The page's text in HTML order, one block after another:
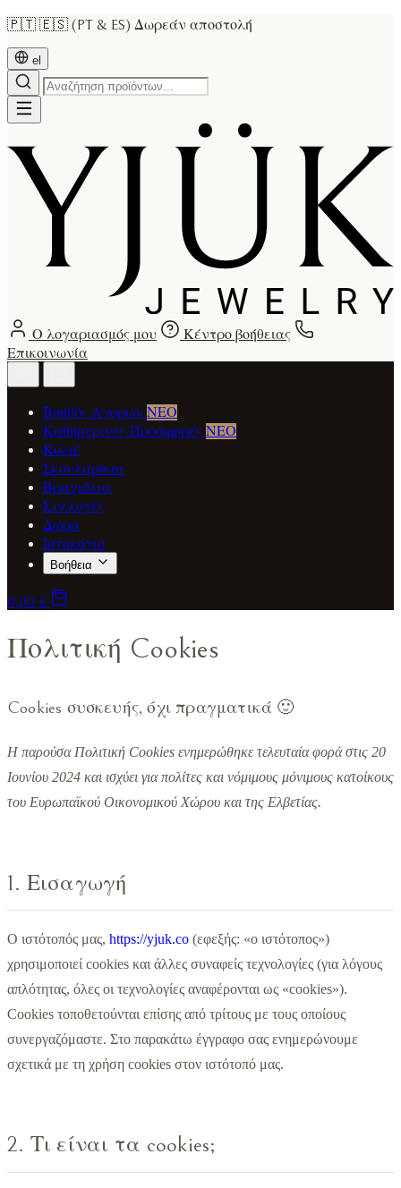
🇵🇹 🇪🇸 (PT & ES) Δωρεάν αποστολή
el
Ο λογαριασμός μου
Κέντρο βοήθειας
Επικοινωνία
Βοηθός Αγορών ΝΕΟ
Καθημερινές Προσφορές ΝΕΟ
Κολιέ
Σκουλαρίκια
Βραχιόλια
Συλλογές
Δώρα
Ιστολόγιο
Βοήθεια
0,00 €
Πολιτική Cookies
Cookies συσκευής, όχι πραγματικά 🙂
Η παρούσα Πολιτική Cookies ενημερώθηκε τελευταία φορά στις 20
Ιουνίου 2024 και ισχύει για πολίτες και νόμιμους μόνιμους κατοίκους
του Ευρωπαϊκού Οικονομικού Χώρου και της Ελβετίας.
1. Εισαγωγή
Ο ιστότοπός μας, https://yjuk.co (εφεξής: «ο ιστότοπος»)
χρησιμοποιεί cookies και άλλες συναφείς τεχνολογίες (για λόγους
απλότητας, όλες οι τεχνολογίες αναφέρονται ως «cookies»).
Cookies τοποθετούνται επίσης από τρίτους με τους οποίους
συνεργαζόμαστε. Στο παρακάτω έγγραφο σας ενημερώνουμε
σχετικά με τη χρήση cookies στον ιστότοπό μας.
2. Τι είναι τα cookies;